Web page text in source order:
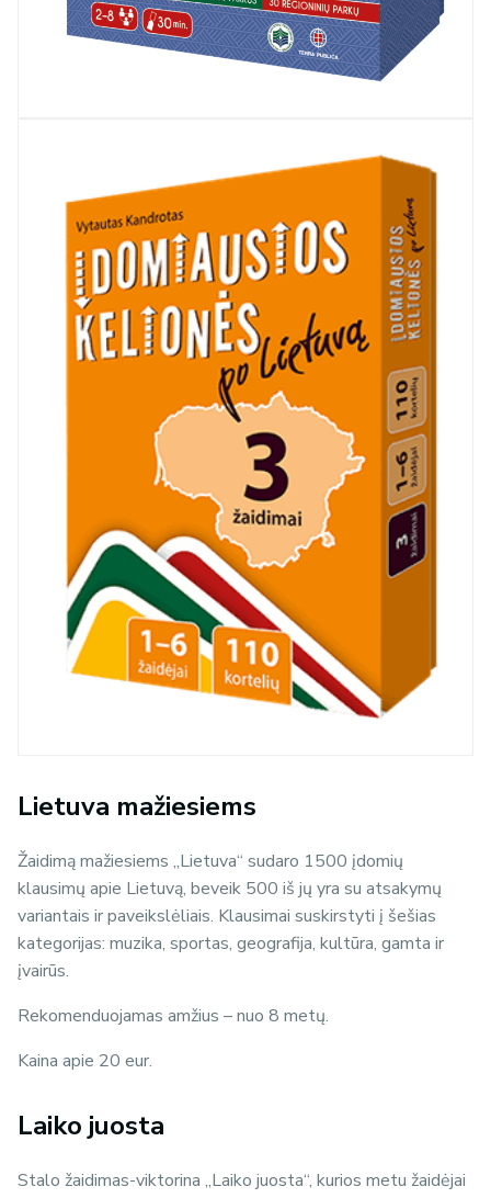
Lietuva mažiesiems
Žaidimą mažiesiems „Lietuva“ sudaro 1500 įdomių
klausimų apie Lietuvą, beveik 500 iš jų yra su atsakymų
variantais ir paveikslėliais. Klausimai suskirstyti į šešias
kategorijas: muzika, sportas, geografija, kultūra, gamta ir
įvairūs.
Rekomenduojamas amžius – nuo 8 metų.
Kaina apie 20 eur.
Laiko juosta
Stalo žaidimas-viktorina „Laiko juosta“, kurios metu žaidėjai